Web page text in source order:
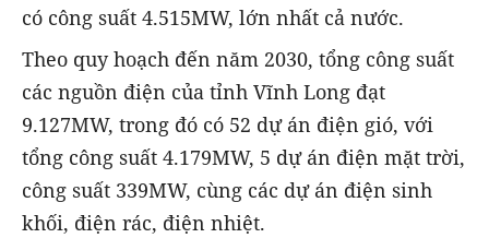
có công suất 4.515MW, lớn nhất cả nước.
Theo quy hoạch đến năm 2030, tổng công suất
các nguồn điện của tỉnh Vĩnh Long đạt
9.127MW, trong đó có 52 dự án điện gió, với
tổng công suất 4.179MW, 5 dự án điện mặt trời,
công suất 339MW, cùng các dự án điện sinh
khối, điện rác, điện nhiệt.